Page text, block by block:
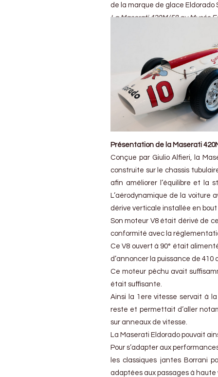
de la marque de glace Eldorado
La Maserati 420M/58 au Musée
Présentation de la Maserati
Conçue par Giulio Alfieri, la
construite sur le chassis
afin améliorer l’équilibre et la
L’aérodynamique de la voiture
dérive verticale installée en bout
Son moteur V8 était dérivé de
conformité avec la
Ce V8 ouvert à 90° était
d’annoncer la puissance de 410
Ce moteur pêchu avait
était suffisante.
Ainsi la 1ere vitesse servait à
reste et permettait d’aller
sur anneaux de vitesse.
La Maserati Eldorado pouvait
Pour s’adapter aux
les classiques jantes Borrani
adaptées aux passages à haute